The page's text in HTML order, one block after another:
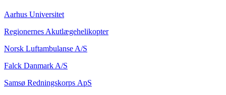
Aarhus Universitet
Regionernes Akutlægehelikopter
Norsk Luftambulanse A/S
Falck Danmark A/S
Samsø Redningskorps ApS